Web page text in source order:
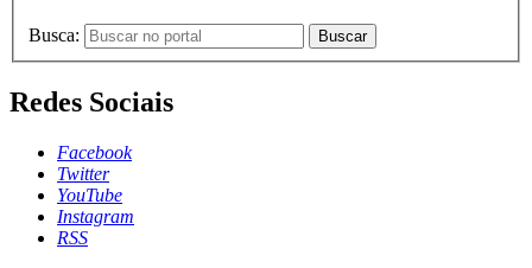
Busca: Buscar
Redes Sociais
Facebook
Twitter
YouTube
Instagram
RSS